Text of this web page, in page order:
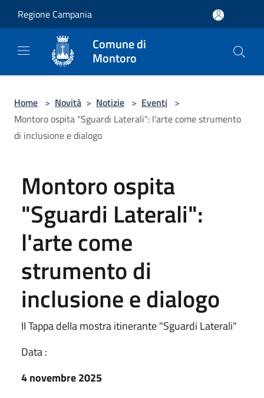
Regione Campania
Comune di
Montoro
Home > Novità > Notizie > Eventi >
Montoro ospita "Sguardi Laterali": l'arte come strumento
di inclusione e dialogo
Montoro ospita
"Sguardi Laterali":
l'arte come
strumento di
inclusione e dialogo
II Tappa della mostra itinerante "Sguardi Laterali"
Data :
4 novembre 2025